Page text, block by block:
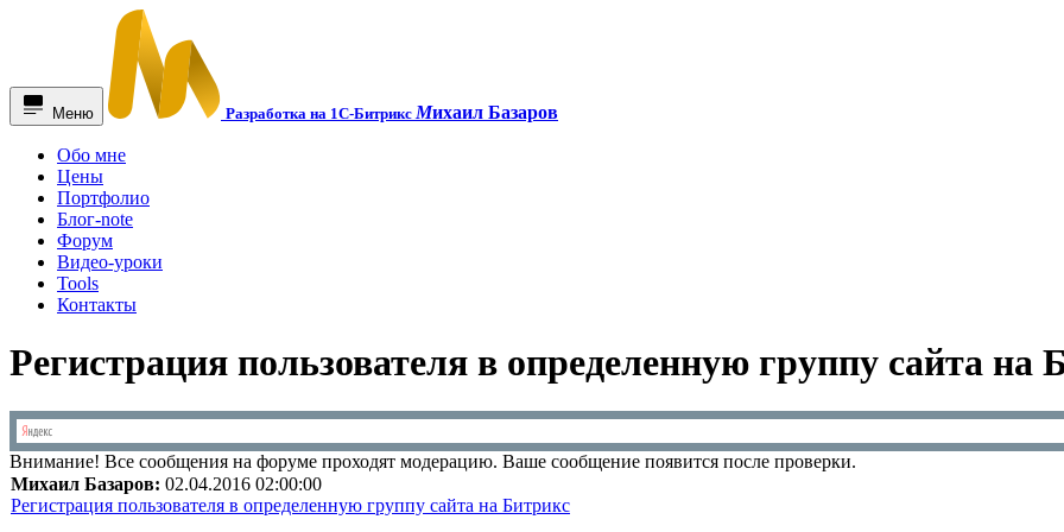
Меню Разработка на 1С-БитриксМихаил Базаров
Обо мне
Цены
Портфолио
Блог-note
Форум
Видео-уроки
Tools
Контакты
Регистрация пользователя в определенную группу сайта на
Внимание! Все сообщения на форуме проходят модерацию. Ваше сообщение появится после проверки.
Михаил Базаров: 02.04.2016 02:00:00
Регистрация пользователя в определенную группу сайта на Битрикс